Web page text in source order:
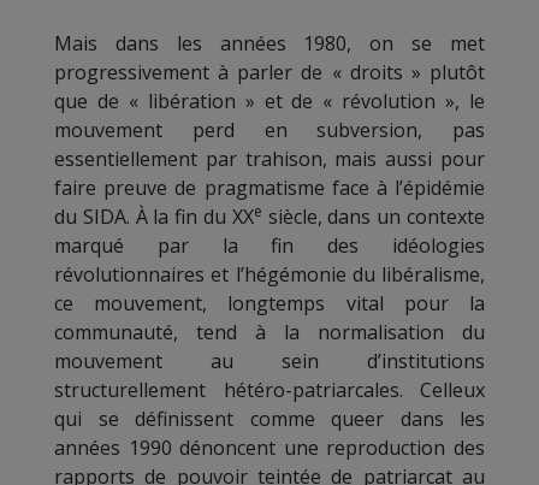
Mais dans les années 1980, on se met
progressivement à parler de « droits » plutôt
que de « libération » et de « révolution », le
mouvement perd en subversion, pas
essentiellement par trahison, mais aussi pour
faire preuve de pragmatisme face à l’épidémie
du SIDA. À la fin du XXe siècle, dans un contexte
marqué par la fin des idéologies
révolutionnaires et l’hégémonie du libéralisme,
ce mouvement, longtemps vital pour la
communauté, tend à la normalisation du
mouvement au sein d’institutions
structurellement hétéro-patriarcales. Celleux
qui se définissent comme queer dans les
années 1990 dénoncent une reproduction des
rapports de pouvoir teintée de patriarcat au